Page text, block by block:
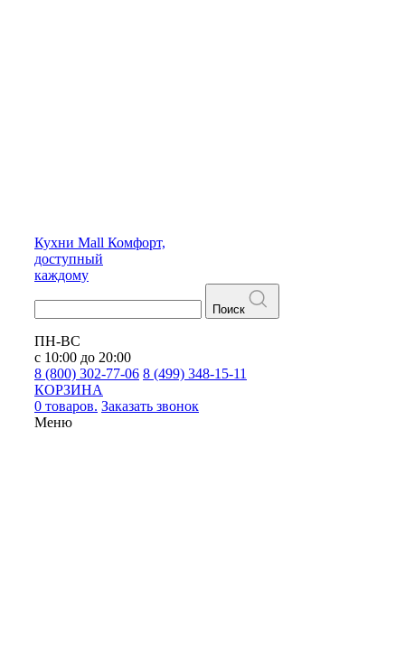
Кухни Mall Комфорт,
доступный
каждому
Поиск
ПН-ВС
с 10:00 до 20:00
8 (800) 302-77-06 8 (499) 348-15-11
КОРЗИНА
0 товаров. Заказать звонок
Меню